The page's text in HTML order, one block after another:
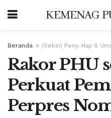
KEMENAG
Beranda (Seksi) Peny. Haji &
Rakor PHU
Perkuat
Perpres